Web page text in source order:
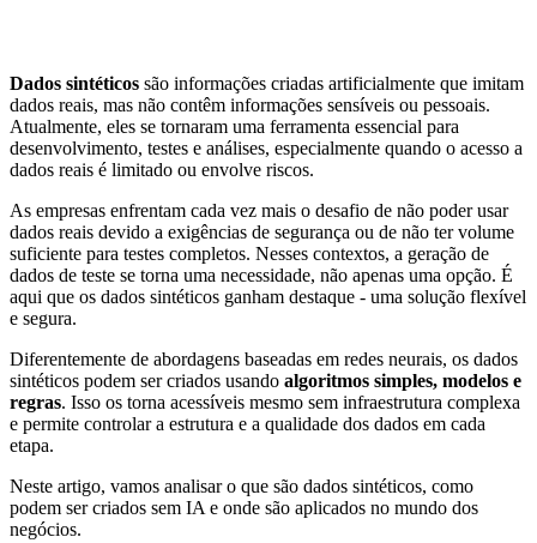
Dados sintéticos são informações criadas artificialmente que imitam
dados reais, mas não contêm informações sensíveis ou pessoais.
Atualmente, eles se tornaram uma ferramenta essencial para
desenvolvimento, testes e análises, especialmente quando o acesso a
dados reais é limitado ou envolve riscos.
As empresas enfrentam cada vez mais o desafio de não poder usar
dados reais devido a exigências de segurança ou de não ter volume
suficiente para testes completos. Nesses contextos, a geração de
dados de teste se torna uma necessidade, não apenas uma opção. É
aqui que os dados sintéticos ganham destaque - uma solução flexível
e segura.
Diferentemente de abordagens baseadas em redes neurais, os dados
sintéticos podem ser criados usando algoritmos simples, modelos e
regras. Isso os torna acessíveis mesmo sem infraestrutura complexa
e permite controlar a estrutura e a qualidade dos dados em cada
etapa.
Neste artigo, vamos analisar o que são dados sintéticos, como
podem ser criados sem IA e onde são aplicados no mundo dos
negócios.